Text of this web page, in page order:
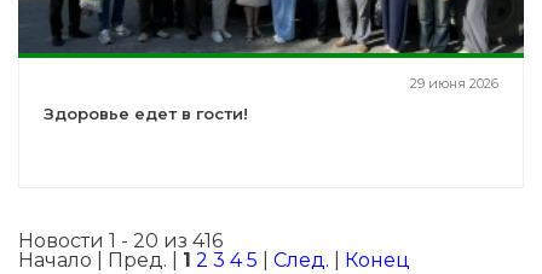
29 июня 2026
Здоровье едет в гости!
Новости 1 - 20 из 416
Начало | Пред. | 1 2 3 4 5 След. Конец